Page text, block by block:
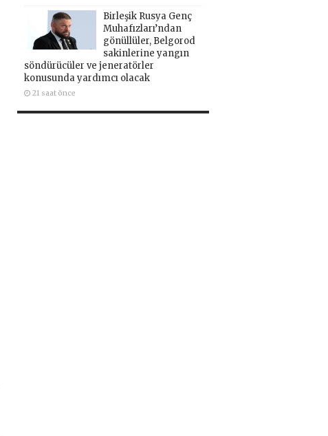
Birleşik Rusya Genç
Muhafızları’ndan
gönüllüler, Belgorod
sakinlerine yangın
söndürücüler ve jeneratörler
konusunda yardımcı olacak
21 saat önce